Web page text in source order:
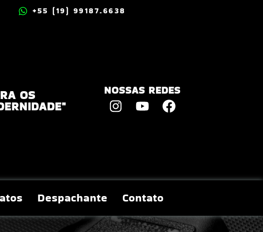
+55 (19) 99187.6638
OS NOSSAS REDES
Despachante Contato